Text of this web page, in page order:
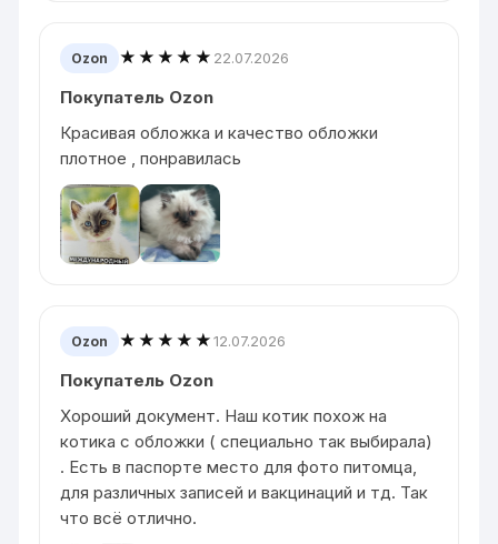
Ozon ★★★★★ 22.07.2026
Покупатель Ozon
Красивая обложка и качество обложки
плотное , понравилась
Ozon ★★★★★12.07.2026
Покупатель Ozon
Хороший документ. Наш котик похож на
котика с обложки ( специально так выбирала)
. Есть в паспорте место для фото питомца,
для различных записей и вакцинаций и тд. Так
что всё отлично.